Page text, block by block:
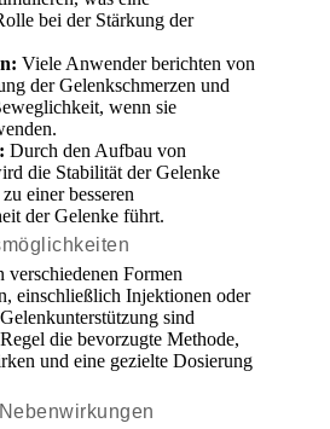
bei der Stärkung der
Viele Anwender berichten von
der Gelenkschmerzen und
wenn sie
Durch den Aufbau von
die Stabilität der Gelenke
einer besseren
der Gelenke führt.
Formen
einschließlich Injektionen oder
sind
die bevorzugte Methode,
und eine gezielte Dosierung